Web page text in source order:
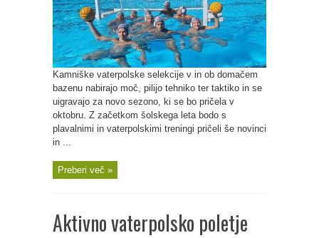
Kamniške vaterpolske selekcije v in ob domačem
bazenu nabirajo moč, pilijo tehniko ter taktiko in se
uigravajo za novo sezono, ki se bo pričela v
oktobru. Z začetkom šolskega leta bodo s
plavalnimi in vaterpolskimi treningi pričeli še novinci
in ...
Preberi več »
Aktivno vaterpolsko poletje